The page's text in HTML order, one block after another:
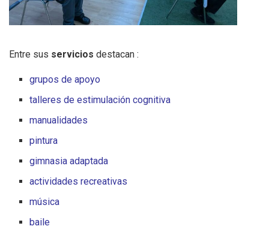
Entre sus servicios destacan :
grupos de apoyo
talleres de estimulación cognitiva
manualidades
pintura
gimnasia adaptada
actividades recreativas
música
baile